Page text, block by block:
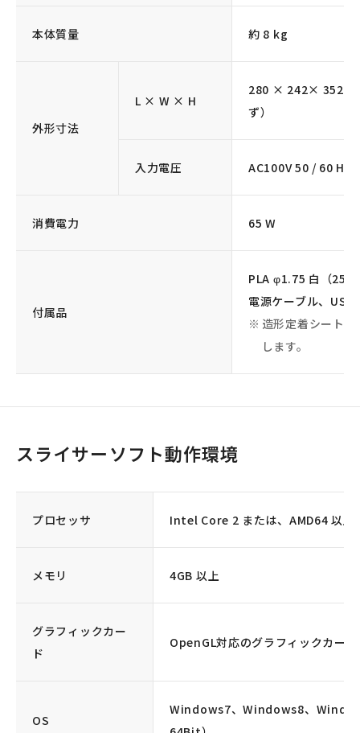
本体質量 約 8 kg
外形寸法
L × W × H
280 × 242×
ず）
入力電圧 AC100V 50 / 60 Hz
消費電力 65 W
付属品
PLA φ1.75 白（250
電源ケーブル、USB
造形定着シート
します。
スライサーソフト動作環境
プロセッサ Intel Core 2 または、AMD64 以上
メモリ 4GB 以上
グラフィックカー
ド
OpenGL対応のグラフィックカード
OS
Windows7、Windows8、